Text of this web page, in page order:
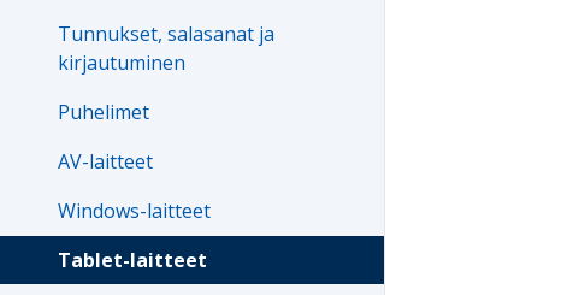
Tunnukset, salasanat ja
kirjautuminen
Puhelimet
AV-laitteet
Windows-laitteet
Tablet-laitteet